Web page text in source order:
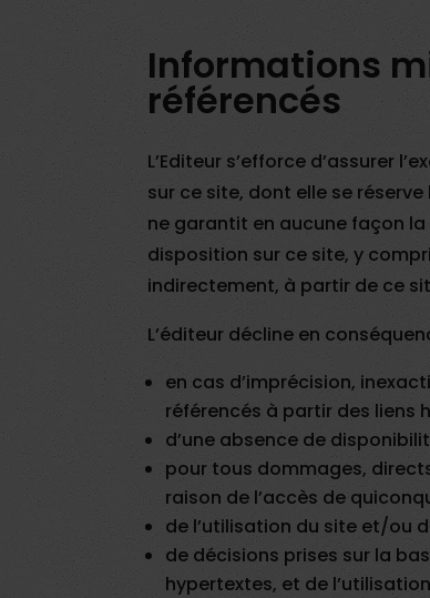
Informations
référencés
L’Editeur s’efforce d’assurer
sur ce site, dont elle se
ne garantit en aucune façon
disposition sur ce site, y
indirectement, à partir de ce
L’éditeur décline en
en cas d’imprécision,
référencés à partir des liens
d’une absence de
pour tous dommages,
raison de l’accès de
de l’utilisation du site et/ou
de décisions prises sur la
hypertextes, et de